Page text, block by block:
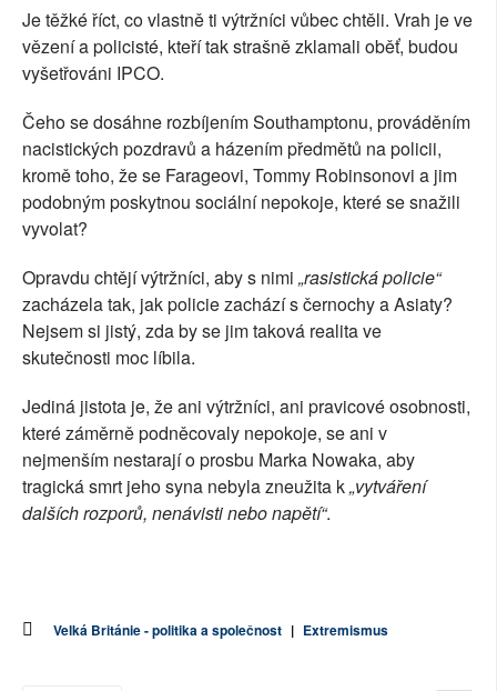
Je těžké říct, co vlastně ti výtržníci vůbec chtěli. Vrah je ve
vězení a policisté, kteří tak strašně zklamali oběť, budou
vyšetřováni IPCO.
Čeho se dosáhne rozbíjením Southamptonu, prováděním
nacistických pozdravů a házením předmětů na policii,
kromě toho, že se Farageovi, Tommy Robinsonovi a jim
podobným poskytnou sociální nepokoje, které se snažili
vyvolat?
Opravdu chtějí výtržníci, aby s nimi „rasistická policie“
zacházela tak, jak policie zachází s černochy a Asiaty?
Nejsem si jistý, zda by se jim taková realita ve
skutečnosti moc líbila.
Jediná jistota je, že ani výtržníci, ani pravicové osobnosti,
které záměrně podněcovaly nepokoje, se ani v
nejmenším nestarají o prosbu Marka Nowaka, aby
tragická smrt jeho syna nebyla zneužita k„vytváření
dalších rozporů, nenávisti nebo napětí“.
Velká Británie - politika a společnost | Extremismus